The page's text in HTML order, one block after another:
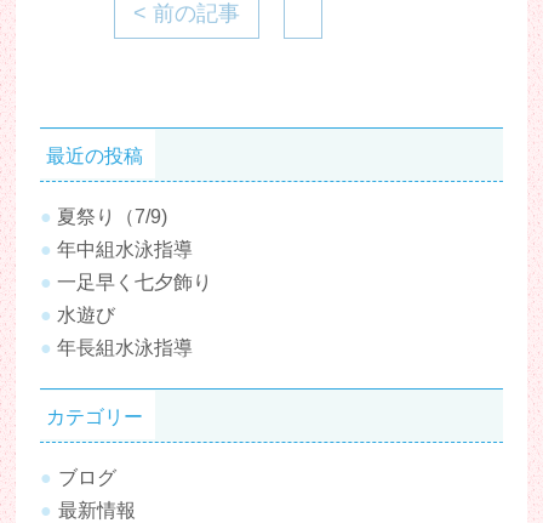
< 前の記事
最近の投稿
夏祭り（7/9)
年中組水泳指導
一足早く七夕飾り
水遊び
年長組水泳指導
カテゴリー
ブログ
最新情報